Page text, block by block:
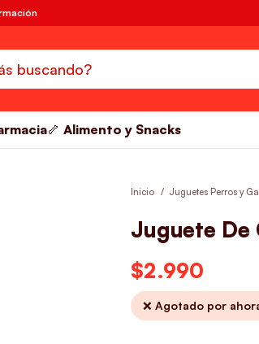
🦴 Alimento y Snacks
Inicio Juguetes Perros y
Juguete De
$2.990
❌ Agotado por